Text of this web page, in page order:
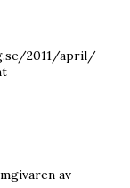
2011/april/
av